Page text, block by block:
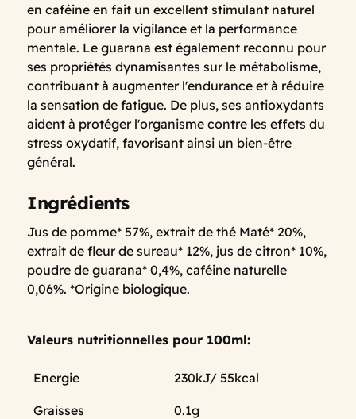
en caféine en fait un excellent stimulant naturel
pour améliorer la vigilance et la performance
mentale. Le guarana est également reconnu pour
ses propriétés dynamisantes sur le métabolisme,
contribuant à augmenter l'endurance et à réduire
la sensation de fatigue. De plus, ses antioxydants
aident à protéger l'organisme contre les effets du
stress oxydatif, favorisant ainsi un bien-être
général.
Ingrédients
Jus de pomme* 57%, extrait de thé Maté* 20%,
extrait de fleur de sureau* 12%, jus de citron* 10%,
poudre de guarana* 0,4%, caféine naturelle
0,06%. *Origine biologique.
Valeurs nutritionnelles pour 100ml:
Energie 230kJ/ 55kcal
Graisses 0.1g